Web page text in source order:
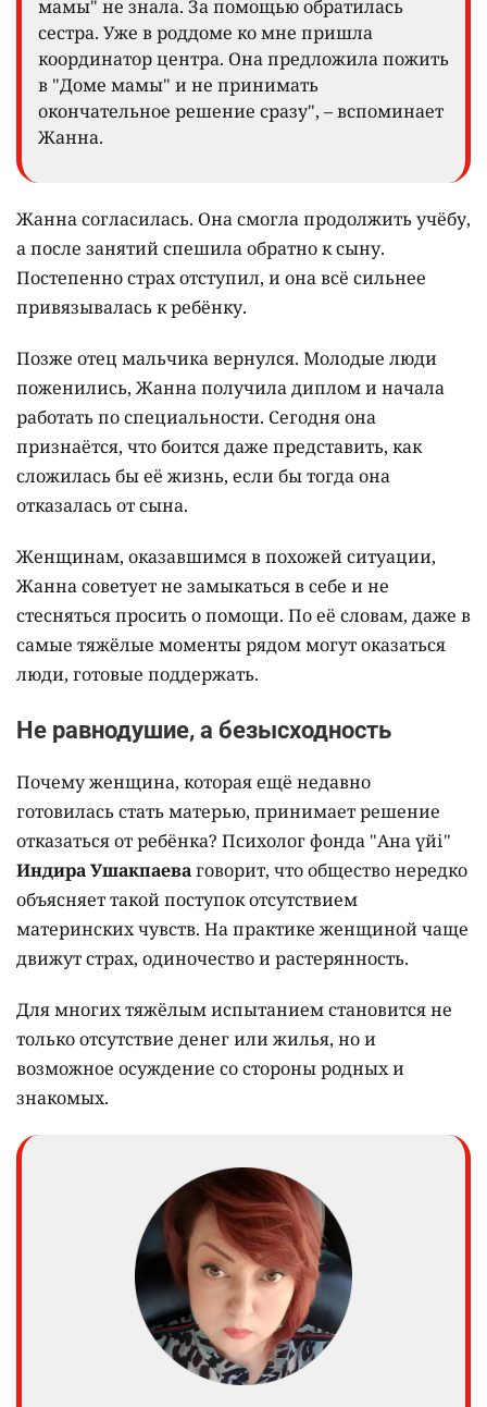
мамы" не знала. За помощью обратилась
сестра. Уже в роддоме ко мне пришла
координатор центра. Она предложила пожить
в "Доме мамы" и не принимать
окончательное решение сразу", – вспоминает
Жанна.
Жанна согласилась. Она смогла продолжить учёбу,
а после занятий спешила обратно к сыну.
Постепенно страх отступил, и она всё сильнее
привязывалась к ребёнку.
Позже отец мальчика вернулся. Молодые люди
поженились, Жанна получила диплом и начала
работать по специальности. Сегодня она
признаётся, что боится даже представить, как
сложилась бы её жизнь, если бы тогда она
отказалась от сына.
Женщинам, оказавшимся в похожей ситуации,
Жанна советует не замыкаться в себе и не
стесняться просить о помощи. По её словам, даже в
самые тяжёлые моменты рядом могут оказаться
люди, готовые поддержать.
Не равнодушие, а безысходность
Почему женщина, которая ещё недавно
готовилась стать матерью, принимает решение
отказаться от ребёнка? Психолог фонда "Ана үйі"
Индира Ушакпаеваговорит, что общество нередко
объясняет такой поступок отсутствием
материнских чувств. На практике женщиной чаще
движут страх, одиночество и растерянность.
Для многих тяжёлым испытанием становится не
только отсутствие денег или жилья, но и
возможное осуждение со стороны родных и
знакомых.